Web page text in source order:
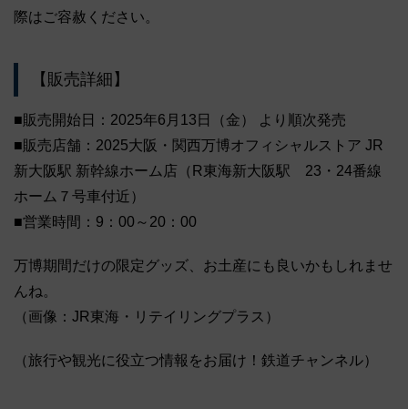
際はご容赦ください。
【販売詳細】
■販売開始日：2025年6月13日（金） より順次発売
■販売店舗：2025大阪・関西万博オフィシャルストア JR
新大阪駅 新幹線ホーム店（R東海新大阪駅 23・24番線
ホーム７号車付近）
■営業時間：9：00～20：00
万博期間だけの限定グッズ、お土産にも良いかもしれませ
んね。
（画像：JR東海・リテイリングプラス）
（旅行や観光に役立つ情報をお届け！鉄道チャンネル）